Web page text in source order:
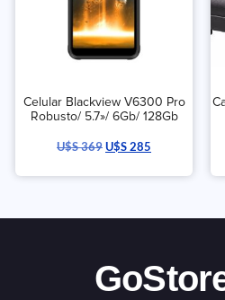
Celular Blackview V6300 Pro
Robusto/ 5.7»/ 6Gb/ 128Gb
U$S369U$S285